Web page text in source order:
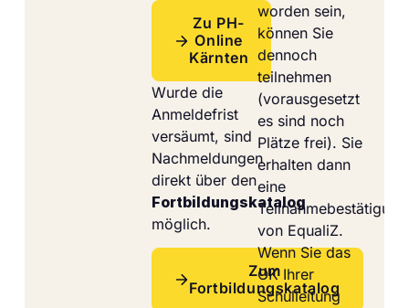
Zu PH-
Online
Kärnten
Wurde die
Anmeldefrist
versäumt, sind
Nachmeldungen
direkt über den
Fortbildungskatalog
möglich.
Zum
Fortbildungskatalog
worden sein,
können Sie
dennoch
teilnehmen
(vorausgesetzt
es sind noch
Plätze frei). Sie
erhalten dann
eine
Teilnahmebestätigung
von EqualiZ.
Wenn Sie das
OK Ihrer
Schulleitung